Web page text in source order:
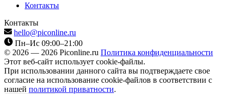
Контакты
Контакты
hello@piconline.ru
Пн–Ис 09:00–21:00
© 2026 — 2026 Piconline.ru Политика конфиденциальности
Этот веб-сайт использует cookie-файлы.
При использовании данного сайта вы подтверждаете свое
согласие на использование cookie-файлов в соответствии с
нашей политикой приватности.